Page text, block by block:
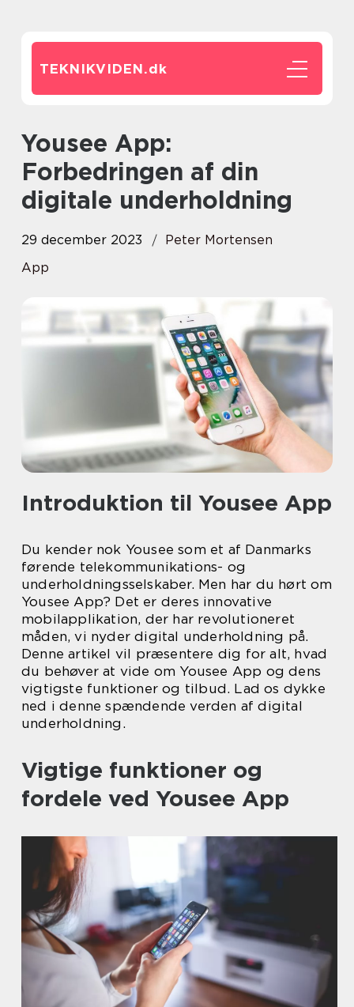
TEKNIKVIDEN.dk
Yousee App:
Forbedringen af din
digitale underholdning
29 december 2023
Peter Mortensen
App
Introduktion til Yousee App
Du kender nok Yousee som et af Danmarks
førende telekommunikations- og
underholdningsselskaber. Men har du hørt om
Yousee App? Det er deres innovative
mobilapplikation, der har revolutioneret
måden, vi nyder digital underholdning på.
Denne artikel vil præsentere dig for alt, hvad
du behøver at vide om Yousee App og dens
vigtigste funktioner og tilbud. Lad os dykke
ned i denne spændende verden af digital
underholdning.
Vigtige funktioner og
fordele ved Yousee App